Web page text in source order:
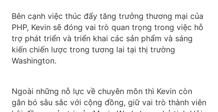
Bên cạnh việc thúc đẩy tăng trưởng thương mại của
PHP, Kevin sẽ đóng vai trò quan trọng trong việc hỗ
trợ phát triển và triển khai các sản phẩm và sáng
kiến chiến lược trong tương lai tại thị trường
Washington.
Ngoài những nỗ lực về chuyên môn thì Kevin còn
gắn bó sâu sắc với cộng đồng, giữ vai trò thành viên